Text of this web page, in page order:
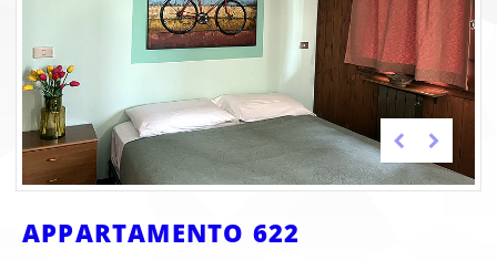
APPARTAMENTO 622